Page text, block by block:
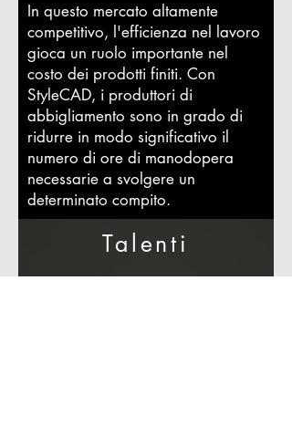
In questo mercato altamente
competitivo, l'efficienza nel lavoro
gioca un ruolo importante nel
costo dei prodotti finiti. Con
StyleCAD, i produttori di
abbigliamento sono in grado di
ridurre in modo significativo il
numero di ore di manodopera
necessarie a svolgere un
determinato compito.
Talenti